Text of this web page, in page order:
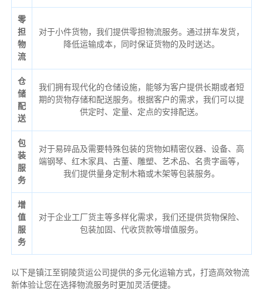
零
担
物
流
对于小件货物，我们提供零担物流服务。通过拼车发货，
降低运输成本，同时保证货物的及时送达。
仓
储
配
送
我们拥有现代化的仓储设施，能够为客户提供长期或者短
期的货物存储和配送服务。根据客户的需求，我们可以提
供定时、定量、定点的安排配送。
包
装
服
务
对于易碎品及需要特殊包装的货物如精密仪器、设备、高
端钢琴、红木家具、古董、雕塑、艺术品、名贵字画等，
我们提供量身定制木箱或木架等包装服务。
增
值
服
务
对于企业工厂货主等多样化需求，我们还提供货物保险、
包装加固、代收货款等增值服务。
以下是镇江至铜陵货运公司提供的多元化运输方式，打造高效物流
新体验让您在选择物流服务时更加灵活便捷。